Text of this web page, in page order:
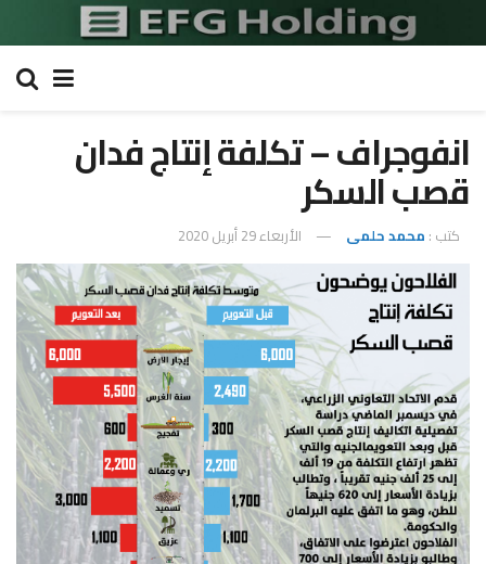
انفوجراف – تكلفة إنتاج فدان
قصب السكر
كتب : محمد حلمى الأربعاء 29 أبريل 2020